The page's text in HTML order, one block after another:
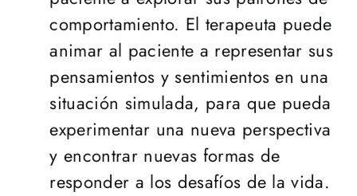
comportamiento. El terapeuta puede
animar al paciente a representar sus
pensamientos y sentimientos en una
situación simulada, para que pueda
experimentar una nueva perspectiva
y encontrar nuevas formas de
responder a los desafíos de la vida.